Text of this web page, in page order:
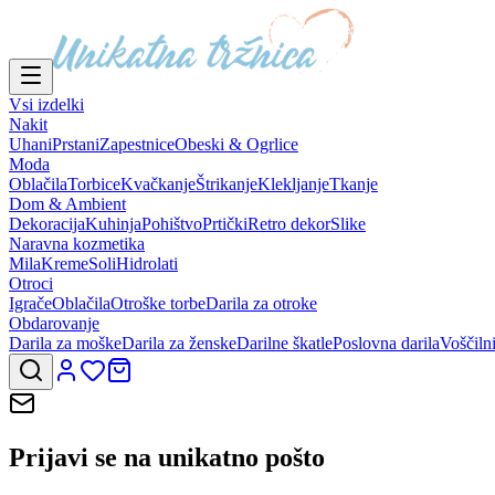
Vsi izdelki
Nakit
UhaniPrstaniZapestniceObeski & Ogrlice
Moda
OblačilaTorbiceKvačkanjeŠtrikanjeKlekljanjeTkanje
Dom & Ambient
DekoracijaKuhinjaPohištvoPrtičkiRetro dekorSlike
Naravna kozmetika
MilaKremeSoliHidrolati
Otroci
IgračeOblačilaOtroške torbeDarila za otroke
Obdarovanje
Darila za moškeDarila za ženskeDarilne škatlePoslovna darila
Prijavi se na unikatno pošto